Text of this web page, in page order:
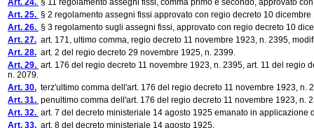
Art. 24. § 11 regolamento assegni fissi, comma primo e secondo, approvato
Art. 25. § 2 regolamento assegni fissi approvato con regio decreto 10 dicembre
Art. 26. § 3 regolamento sugli assegni fissi, approvato con regio decreto 10
Art. 27. art. 171, ultimo comma, regio decreto 11 novembre 1923, n. 2395,
Art. 28. art. 2 del regio decreto 29 novembre 1925, n. 2399.
Art. 29. art. 176 del regio decreto 11 novembre 1923, n. 2395, art. 11 del
n. 2079.
Art. 30. terz'ultimo comma dell'art. 176 del regio decreto 11 novembre 1923, n.
Art. 31. penultimo comma dell'art. 176 del regio decreto 11 novembre 1923, n.
Art. 32. art. 7 del decreto ministeriale 14 agosto 1925 emanato in
Art. 33. art. 8 del decreto ministeriale 14 agosto 1925.